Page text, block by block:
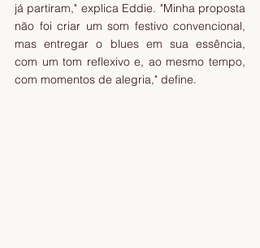
já partiram," explica Eddie. "Minha proposta
não foi criar um som festivo convencional,
mas entregar o blues em sua essência,
com um tom reflexivo e, ao mesmo tempo,
com momentos de alegria," define.